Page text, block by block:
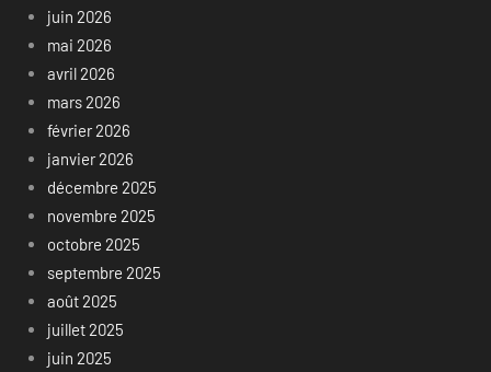
juin 2026
mai 2026
avril 2026
mars 2026
février 2026
janvier 2026
décembre 2025
novembre 2025
octobre 2025
septembre 2025
août 2025
juillet 2025
juin 2025